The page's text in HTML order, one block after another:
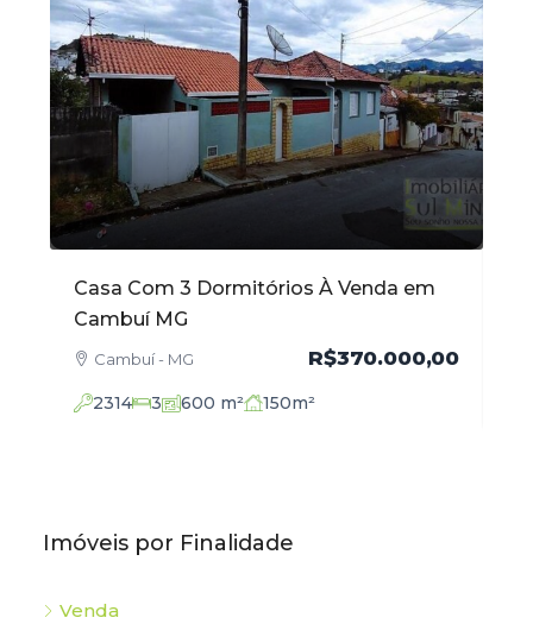
Casa Com 3 Dormitórios À Venda em
Cambuí MG
Cambuí - MG R$370.000,00
2314 3 600 m² 150m²
Imóveis por Finalidade
Venda